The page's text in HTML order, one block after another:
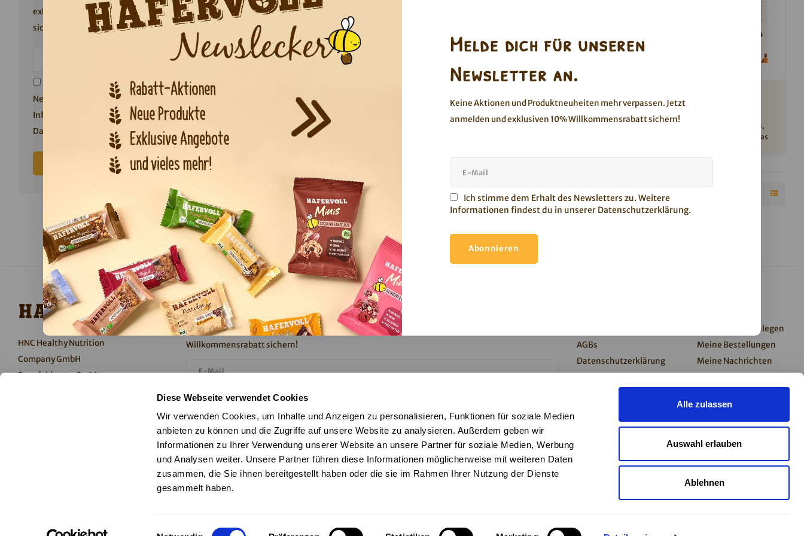
Melde dich für unseren
Newsletter an.
Keine Aktionen und Produktneuheiten mehr verpassen. Jetzt
anmelden und exklusiven 10% Willkommensrabatt sichern!
Ich stimme dem Erhalt des Newsletters zu. Weitere
Informationen findest du in unserer Datenschutzerklärung.
Abonnieren
Diese Webseite verwendet Cookies
Wir verwenden Cookies, um Inhalte und Anzeigen zu personalisieren, Funktionen für soziale Medien
anbieten zu können und die Zugriffe auf unsere Website zu analysieren. Außerdem geben wir
Informationen zu Ihrer Verwendung unserer Website an unsere Partner für soziale Medien, Werbung
und Analysen weiter. Unsere Partner führen diese Informationen möglicherweise mit weiteren Daten
zusammen, die Sie ihnen bereitgestellt haben oder die sie im Rahmen Ihrer Nutzung der Dienste
gesammelt haben.
Einwilligungsauswahl
Alle zulassen
Auswahl erlauben
Ablehnen
exklusiven 10% Willkommensrabatt
sichern!
Ich stimme dem Erhalt des
Newsletters zu. Weitere
Informationen finden Sie in unserer
Datenschutzerklärung
Sweet & Salty Almond - 18er Box
Süß oder salzig? Nimm beides. Mit Honig,
Dattelsaftkonzentrat & Rosinen für
„sweet“, Meersalz für… was wohl ;)
Mandel-Kokos Porridge2go
Hinweis: Dieses Produkt ist mindestens
haltbar bis zum 01.10.2026
Kokosnusschips
Almond & Raisin - 18er Box
Great Granola 2 go. Mit Haferflocken,
Rosinen, Honig, Mandeln, Leinsamen,
Kürbiskernen & Sonnenblumenöl. Etwas
Am meisten angesehen
HNC Healthy Nutrition
Company GmbH
Senefelderstraße 44
Newsletter
Keine Aktionen und Produktneuheiten mehr verpassen. Jetzt anmelden und exklusiven 10%
Willkommensrabatt sichern!
Ich stimme dem Erhalt des Newsletters zu. Weitere Informationen findest du in unserer
Datenschutzerklärung
Abonnieren
Folge uns
AGBs
Datenschutzerklärung
Newsletter
Kundenkonto anlegen
Meine Bestellungen
Meine Nachrichten